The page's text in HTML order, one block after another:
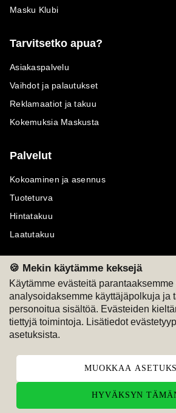
🍪 Mekin käytämme keksejä
Käytämme evästeitä parantaaksemme
analysoidaksemme käyttäjäpolkuja ja
personoitua sisältöä. Evästeiden
tiettyjä toimintoja. Lisätiedot
asetuksista.
MUOKKAA
HYVÄKSYN
Masku Klubi
Tarvitsetko apua?
Asiakaspalvelu
Vaihdot ja palautukset
Reklamaatiot ja takuu
Kokemuksia Maskusta
Palvelut
Kokoaminen ja asennus
Tuoteturva
Hintatakuu
Laatutakuu
Maksutavat
M